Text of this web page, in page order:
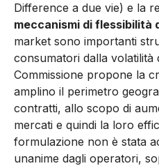
Difference a due vie) e la
meccanismi di flessibilità
market sono importanti
consumatori dalla volatilità
Commissione propone la
amplino il perimetro
contratti, allo scopo di
mercati e quindi la loro
formulazione non è stata
unanime dagli operatori,